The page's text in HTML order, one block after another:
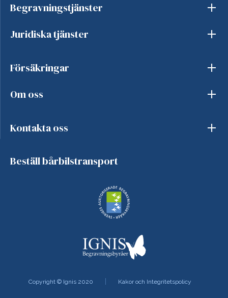
Begravningstjänster
Juridiska tjänster
Försäkringar
Om oss
Kontakta oss
Beställ bårbilstransport
Copyright © Ignis 2020 Kakor och Integritetspolicy